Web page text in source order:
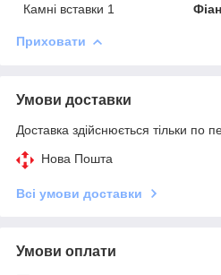
Камні вставки 1
Приховати
Умови доставки
Доставка здійснюється тільки по
Нова Пошта
Всі умови доставки
Умови оплати